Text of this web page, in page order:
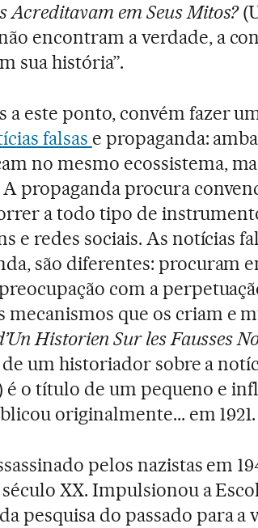
Acreditavam em Seus Mitos?
encontram a verdade, a
sua história”.
a este ponto, convém fazer
falsas e propaganda:
no mesmo ecossistema,
propaganda procura
a todo tipo de
e redes sociais. As notícias
são diferentes: procuram
com a
mecanismos que os criam e
Historien Sur les Fausses
um historiador sobre a
é o título de um pequeno e
originalmente... em 1921.
pelos nazistas em
XX. Impulsionou a
pesquisa do passado para a